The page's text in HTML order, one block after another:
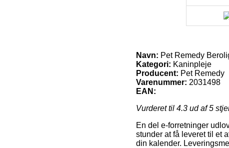
Navn: Pet Remedy
Kategori: Kaninpleje
Producent: Pet Remedy
Varenummer: 2031498
EAN:
Vurderet til 4.3 ud af 5
En del e-forretninger
stunder at få leveret til et
din kalender.